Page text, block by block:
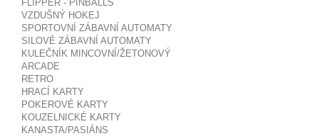
FLIPPER - PINBALLS
VZDUŠNÝ HOKEJ
SPORTOVNÍ ZÁBAVNÍ AUTOMATY
SILOVÉ ZÁBAVNÍ AUTOMATY
KULEČNÍK MINCOVNÍ/ŽETONOVÝ
ARCADE
RETRO
HRACÍ KARTY
POKEROVÉ KARTY
KOUZELNICKÉ KARTY
KANASTA/PASIÁNS